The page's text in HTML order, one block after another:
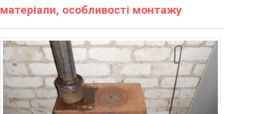
матеріали, особливості монтажу